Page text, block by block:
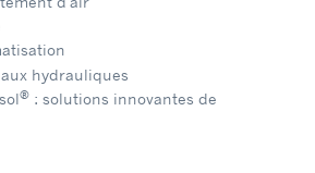
hydrauliques
® : solutions innovantes de